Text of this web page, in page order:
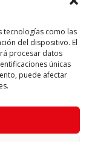
tecnologías como las
del dispositivo. El
procesar datos
únicas
puede afectar